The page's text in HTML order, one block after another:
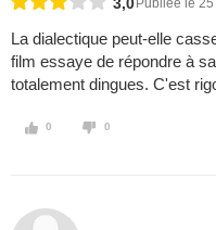
3,0 Publiée le
La dialectique peut-elle
film essaye de répondre à
totalement dingues. C'est
0 0